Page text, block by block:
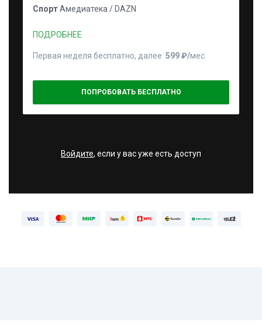
СпортАмедиатека / DAZN
ПОДРОБНЕЕ
Первая неделя бесплатно, далее 599 ₽⁠/⁠мес
ПОПРОБОВАТЬ БЕСПЛАТНО
Войдите, если у вас уже есть доступ